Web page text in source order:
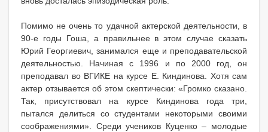
Помимо не очень то удачной актерской деятельности, в
90-е годы Гоша, а правильнее в этом случае сказать
Юрий Георгиевич, занимался еще и преподавательской
деятельностью. Начиная с 1996 и по 2000 год, он
преподавал во ВГИКЕ на курсе Е. Киндинова. Хотя сам
актер отзывается об этом скептически: «Громко сказано.
Так, присутствовал на курсе Киндинова года три,
пытался делиться со студентами некоторыми своими
соображениями». Среди учеников Куценко – молодые